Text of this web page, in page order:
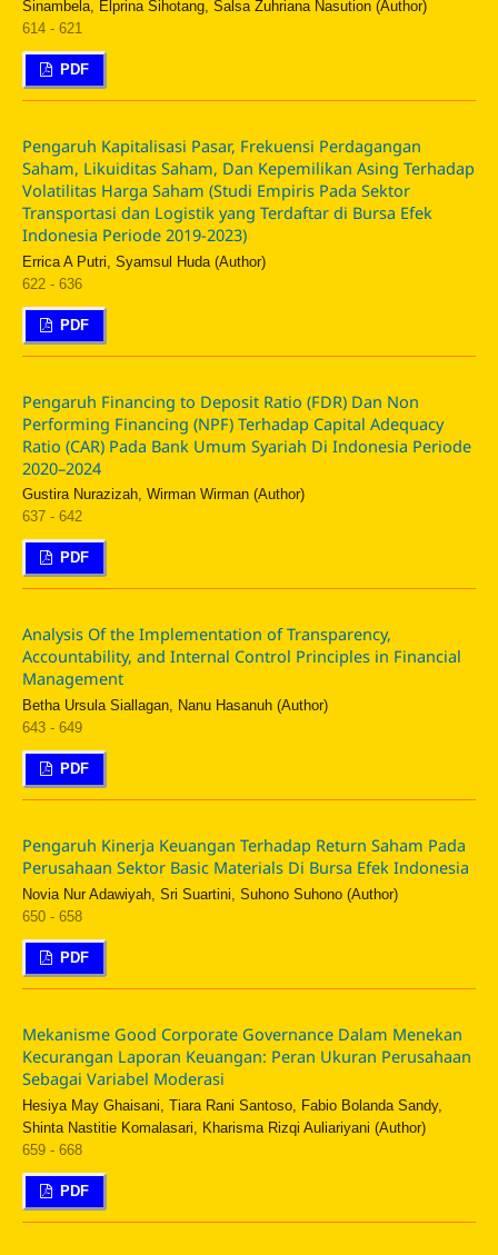
Sinambela, Elprina Sihotang, Salsa Zuhriana Nasution (Author)
614 - 621
PDF
Pengaruh Kapitalisasi Pasar, Frekuensi Perdagangan
Saham, Likuiditas Saham, Dan Kepemilikan Asing Terhadap
Volatilitas Harga Saham (Studi Empiris Pada Sektor
Transportasi dan Logistik yang Terdaftar di Bursa Efek
Indonesia Periode 2019-2023)
Errica A Putri, Syamsul Huda (Author)
622 - 636
PDF
Pengaruh Financing to Deposit Ratio (FDR) Dan Non
Performing Financing (NPF) Terhadap Capital Adequacy
Ratio (CAR) Pada Bank Umum Syariah Di Indonesia Periode
2020–2024
Gustira Nurazizah, Wirman Wirman (Author)
637 - 642
PDF
Analysis Of the Implementation of Transparency,
Accountability, and Internal Control Principles in Financial
Management
Betha Ursula Siallagan, Nanu Hasanuh (Author)
643 - 649
PDF
Pengaruh Kinerja Keuangan Terhadap Return Saham Pada
Perusahaan Sektor Basic Materials Di Bursa Efek Indonesia
Novia Nur Adawiyah, Sri Suartini, Suhono Suhono (Author)
650 - 658
PDF
Mekanisme Good Corporate Governance Dalam Menekan
Kecurangan Laporan Keuangan: Peran Ukuran Perusahaan
Sebagai Variabel Moderasi
Hesiya May Ghaisani, Tiara Rani Santoso, Fabio Bolanda Sandy,
Shinta Nastitie Komalasari, Kharisma Rizqi Auliariyani (Author)
659 - 668
PDF